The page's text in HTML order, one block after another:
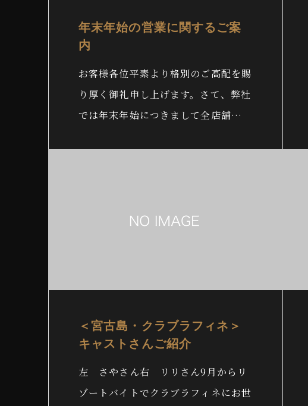
年末年始の営業に関するご案
内
お客様各位平素より格別のご高配を賜
り厚く御礼申し上げます。さて、弊社
では年末年始につきまして全店舗…
＜宮古島・クラブラフィネ＞
キャストさんご紹介
左 さやさん右 リリさん9月からリ
ゾートバイトでクラブラフィネにお世